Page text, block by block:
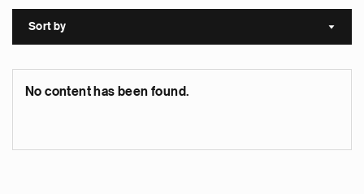
Sort by Sort
No content has been found.